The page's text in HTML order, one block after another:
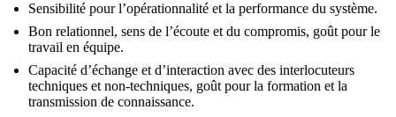
Sensibilité pour l’opérationnalité et la performance du système.
Bon relationnel, sens de l’écoute et du compromis, goût pour le
travail en équipe.
Capacité d’échange et d’interaction avec des interlocuteurs
techniques et non-techniques, goût pour la formation et la
transmission de connaissance.